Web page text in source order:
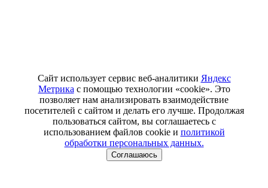
Сайт использует сервис веб-аналитики Яндекс
Метрика с помощью технологии «cookie». Это
позволяет нам анализировать взаимодействие
посетителей с сайтом и делать его лучше. Продолжая
пользоваться сайтом, вы соглашаетесь с
использованием файлов cookie и политикой
обработки персональных данных.
Соглашаюсь